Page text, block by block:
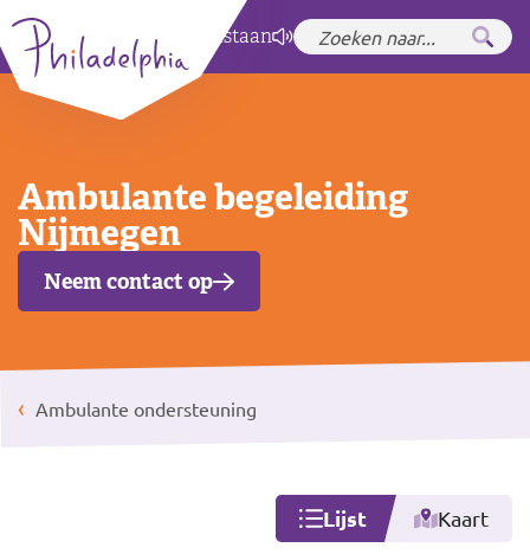
Zet hoog contrastaan
Ambulante begeleiding
Nijmegen
Neem contact op
Ambulante ondersteuning
Lijst Kaart